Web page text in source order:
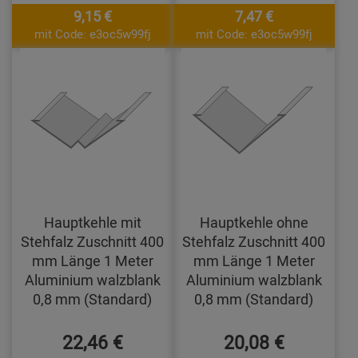
9,15 €
mit Code: e3oc5w99fj
7,47 €
mit Code: e3oc5w99fj
Hauptkehle mit
Stehfalz Zuschnitt 400
mm Länge 1 Meter
Aluminium walzblank
0,8 mm (Standard)
22,46 €
Hauptkehle ohne
Stehfalz Zuschnitt 400
mm Länge 1 Meter
Aluminium walzblank
0,8 mm (Standard)
20,08 €